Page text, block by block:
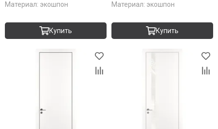
Материал: экошпон
Купить
Материал: экошпон
Купить